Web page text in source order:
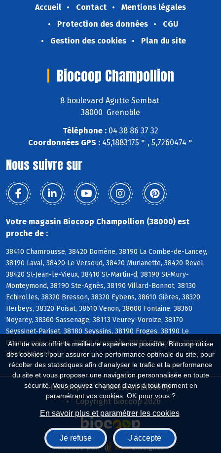
Afin de vous offrir la meilleure expérience possible, Biocoop utilise
des cookies : pour assurer une performance optimale du site, pour
récolter des statistiques afin d'analyser le trafic et la performance
du site et vous proposer une navigation personnalisée en toute
sécurité. Vous pouvez changer d'avis à tout moment en
paramétrant vos cookies. OK pour vous ?
En savoir plus et paramétrer les cookies
Je refuse J'accepte
Accueil Contact
Mentions légales
Protection des données
CGU
Gestion des cookies
Plan du site
Biocoop Champollion
8 boulevard Agutte Sembat
38000 Grenoble
Téléphone : 04 38 86 37 32
Coordonnées GPS : 45,1883175 ° , 5,7260474 °
Nous suivre sur
Votre magasin Biocoop Champollion (38000) est
proche de :
38410 Chamrousse, 38420 Domène, 38190 La Combe-de-Lancey,
38190 Laval, 38420 Le Versoud, 38420 Murianette, 38420 Revel,
38420 St-Jean-le-Vieux, 38410 St-Martin-d, 38190 St-Mury-
Monteymond, 38190 Ste-Agnès, 38190 Villard-Bonnot, 38130
Echirolles, 38320 Bresson, 38320 Eybens, 38610 Gières, 38320
Herbeys, 38320 Poisat, 38610 Venon, 38600 Fontaine, 38360
Noyarey, 38360 Sassenage, 38113 Veurey-Voroize, 38170
Seyssinet-Pariset, 38180 Seyssins, 38190 Froges, 38190 Le
Champ-près-Froges, 38000 Grenoble, 38100 Grenoble, 38220
Livet-et-Gavet
Biocoop.fr
Le réseau Biocoop
Copyright Biocoop 2026
Réalisé par